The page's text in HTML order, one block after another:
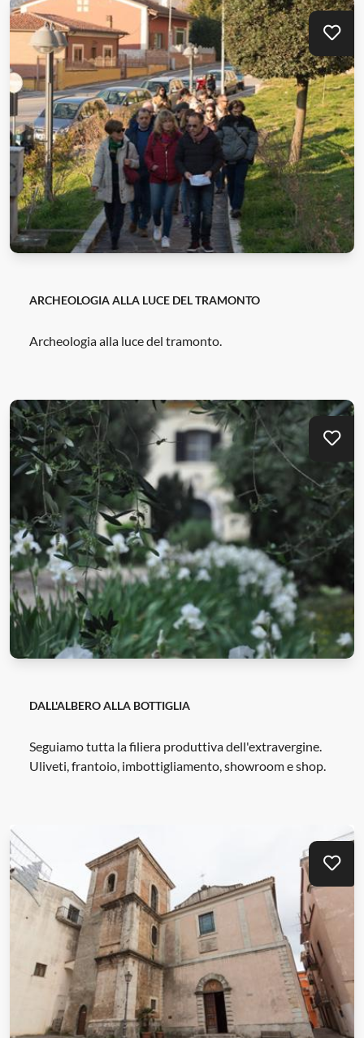
ARCHEOLOGIA ALLA LUCE DEL TRAMONTO
Archeologia alla luce del tramonto.
DALL'ALBERO ALLA BOTTIGLIA
Seguiamo tutta la filiera produttiva dell'extravergine.
Uliveti, frantoio, imbottigliamento, showroom e shop.